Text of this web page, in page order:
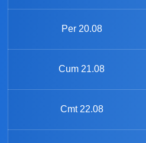
Per 20.08
Cum 21.08
Cmt 22.08